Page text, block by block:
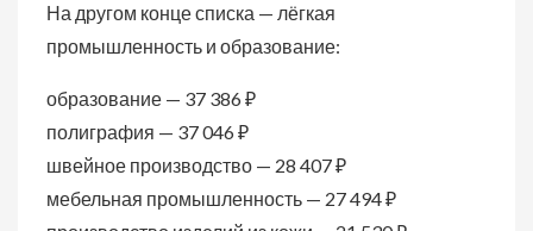
На другом конце списка — лёгкая
промышленность и образование:
образование — 37 386 ₽
полиграфия — 37 046 ₽
швейное производство — 28 407 ₽
мебельная промышленность — 27 494 ₽